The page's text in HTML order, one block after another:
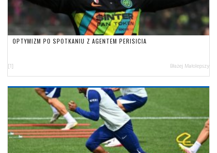
OPTYMIZM PO SPOTKANIU Z AGENTEM PERISICIA
[1] Błażej Małolepszy